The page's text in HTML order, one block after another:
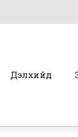
Дэлхийд